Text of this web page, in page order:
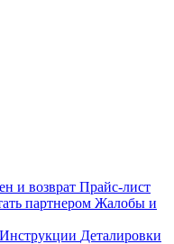
и возврат Прайс-лист
партнером Жалобы и
Инструкции Деталировки